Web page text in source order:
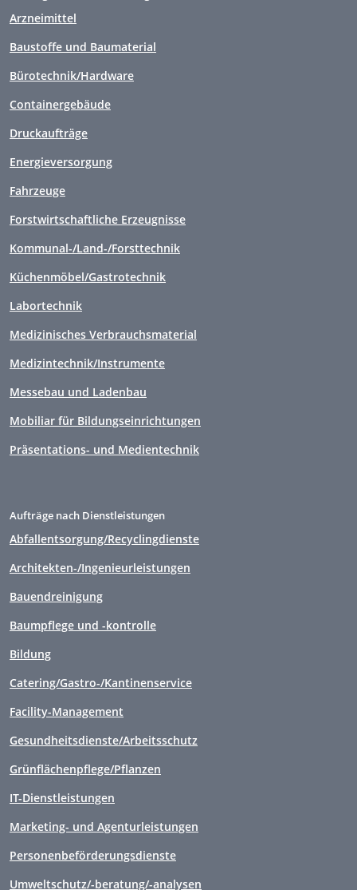
Arzneimittel
Baustoffe und Baumaterial
Bürotechnik/Hardware
Containergebäude
Druckaufträge
Energieversorgung
Fahrzeuge
Forstwirtschaftliche Erzeugnisse
Kommunal-/Land-/Forsttechnik
Küchenmöbel/Gastrotechnik
Labortechnik
Medizinisches Verbrauchsmaterial
Medizintechnik/Instrumente
Messebau und Ladenbau
Mobiliar für Bildungseinrichtungen
Präsentations- und Medientechnik
Aufträge nach Dienstleistungen
Abfallentsorgung/Recyclingdienste
Architekten-/Ingenieurleistungen
Bauendreinigung
Baumpflege und -kontrolle
Bildung
Catering/Gastro-/Kantinenservice
Facility-Management
Gesundheitsdienste/Arbeitsschutz
Grünflächenpflege/Pflanzen
IT-Dienstleistungen
Marketing- und Agenturleistungen
Personenbeförderungsdienste
Umweltschutz/-beratung/-analysen